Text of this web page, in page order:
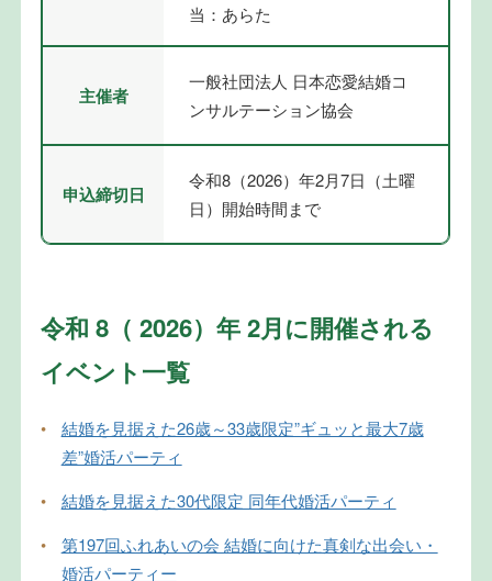
当：あらた
主催者
一般社団法人 日本恋愛結婚コ
ンサルテーション協会
申込締切日
令和8（2026）年2月7日（土曜
日）開始時間まで
令和 8（ 2026）年 2月に開催される
イベント一覧
•
結婚を見据えた26歳～33歳限定”ギュッと最大7歳
差”婚活パーティ
•
結婚を見据えた30代限定 同年代婚活パーティ
•
第197回ふれあいの会 結婚に向けた真剣な出会い・
婚活パーティー